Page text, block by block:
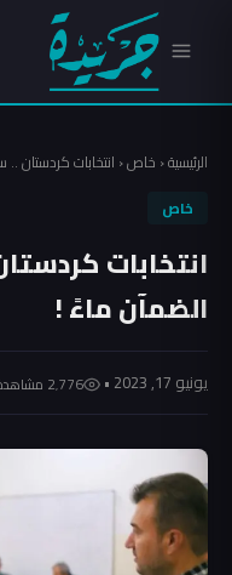
الرئيسية‹ خاص‹ انتخابات كردستان
خاص
انتخابات
الضمآن ماءً !
يونيو 17, 2023 • 2٬776 مشاهدة